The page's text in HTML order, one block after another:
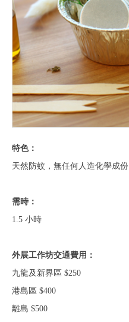
特色：
天然防蚊，無任何人造化學成份
需時：
1.5 小時
外展工作坊交通費用：
九龍及新界區 $250
港島區 $400
離島 $500